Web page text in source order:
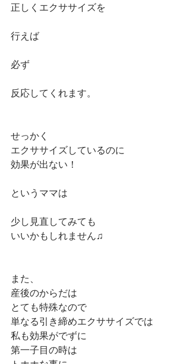
正しくエクササイズを
行えば
必ず
反応してくれます。
せっかく
エクササイズしているのに
効果が出ない！
というママは
少し見直してみても
いいかもしれません♫
また、
産後のからだは
とても特殊なので
単なる引き締めエクササイズでは
私も効果がでずに
第一子目の時は